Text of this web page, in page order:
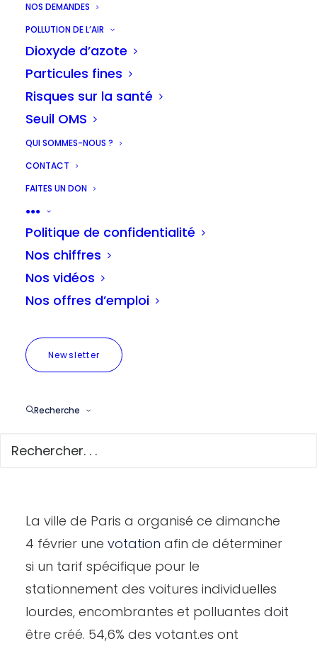
NOS DEMANDES
POLLUTION DE L’AIR
Dioxyde d’azote
Particules fines
Risques sur la santé
Seuil OMS
QUI SOMMES-NOUS ?
CONTACT
FAITES UN DON
●●●
Politique de confidentialité
Nos chiffres
Nos vidéos
Nos offres d’emploi
Newsletter
Recherche
Réaction presse
sont aussi lourds que deux rhinocéros,
aussi longs que 3 baignoires et aussi
aérodynamiques qu’un frigo. Ces
mensurations disproportionnées les
rendent particulièrement polluants et
dangereux dans les grandes villes où leur
utilité est loin d’être évidente. Bruxelles doit
place un tarif de stationnement plus élevé
nombre dans nos rues
La ville de Paris a organisé ce dimanche
4 février une votation afin de déterminer
si un tarif spécifique pour le
stationnement des voitures individuelles
lourdes, encombrantes et polluantes doit
être créé. 54,6% des votant.es ont